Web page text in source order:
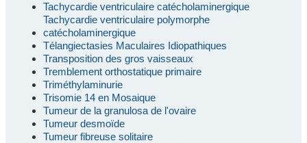
Tachycardie ventriculaire catécholaminergique
Tachycardie ventriculaire polymorphe
catécholaminergique
Télangiectasies Maculaires Idiopathiques
Transposition des gros vaisseaux
Tremblement orthostatique primaire
Triméthylaminurie
Trisomie 14 en Mosaique
Tumeur de la granulosa de l'ovaire
Tumeur desmoïde
Tumeur fibreuse solitaire